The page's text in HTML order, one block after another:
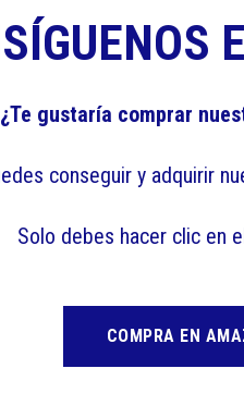
¿Te gustaría comprar
conseguir y adquirir
Solo debes hacer clic en
COMPRA EN